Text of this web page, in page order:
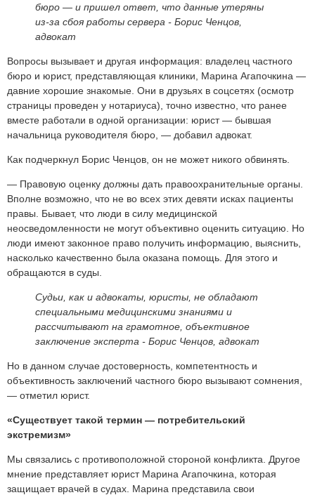
бюро — и пришел ответ, что данные утеряны
из-за сбоя работы сервера - Борис Ченцов,
адвокат
Вопросы вызывает и другая информация: владелец частного
бюро и юрист, представляющая клиники, Марина Агапочкина —
давние хорошие знакомые. Они в друзьях в соцсетях (осмотр
страницы проведен у нотариуса), точно известно, что ранее
вместе работали в одной организации: юрист — бывшая
начальница руководителя бюро, — добавил адвокат.
Как подчеркнул Борис Ченцов, он не может никого обвинять.
— Правовую оценку должны дать правоохранительные органы.
Вполне возможно, что не во всех этих девяти исках пациенты
правы. Бывает, что люди в силу медицинской
неосведомленности не могут объективно оценить ситуацию. Но
люди имеют законное право получить информацию, выяснить,
насколько качественно была оказана помощь. Для этого и
обращаются в суды.
Судьи, как и адвокаты, юристы, не обладают
специальными медицинскими знаниями и
рассчитывают на грамотное, объективное
заключение эксперта - Борис Ченцов, адвокат
Но в данном случае достоверность, компетентность и
объективность заключений частного бюро вызывают сомнения,
— отметил юрист.
«Существует такой термин — потребительский
экстремизм»
Мы связались с противоположной стороной конфликта. Другое
мнение представляет юрист Марина Агапочкина, которая
защищает врачей в судах. Марина представила свои